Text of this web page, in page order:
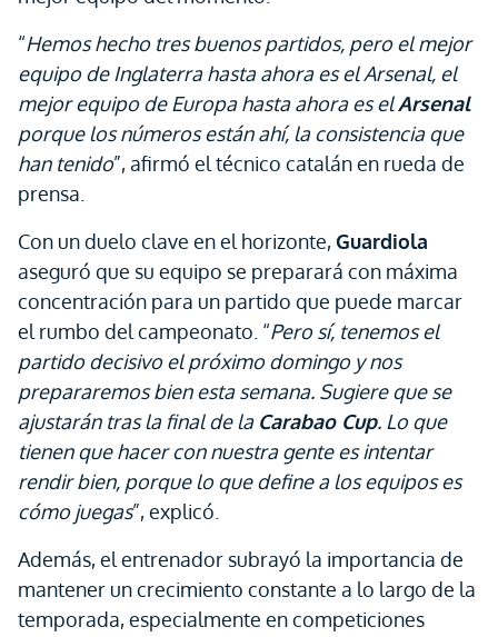
“Hemos hecho tres buenos partidos, pero el mejor
equipo de Inglaterra hasta ahora es el Arsenal, el
mejor equipo de Europa hasta ahora es elArsenal
porque los números están ahí, la consistencia que
han tenido”, afirmó el técnico catalán en rueda de
prensa.
Con un duelo clave en el horizonte,Guardiola
aseguró que su equipo se preparará con máxima
concentración para un partido que puede marcar
el rumbo del campeonato. “Pero sí, tenemos el
partido decisivo el próximo domingo y nos
prepararemos bien esta semana. Sugiere que se
ajustarán tras la final de la Carabao Cup. Lo que
tienen que hacer con nuestra gente es intentar
rendir bien, porque lo que define a los equipos es
cómo juegas”, explicó.
Además, el entrenador subrayó la importancia de
mantener un crecimiento constante a lo largo de la
temporada, especialmente en competiciones